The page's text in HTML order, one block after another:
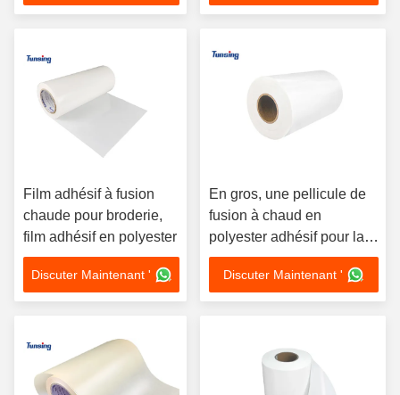
Film adhésif à fusion
chaude pour broderie,
film adhésif en polyester
Discuter Maintenant '
En gros, une pellicule de
fusion à chaud en
polyester adhésif pour la
langue des chaussures
Discuter Maintenant '